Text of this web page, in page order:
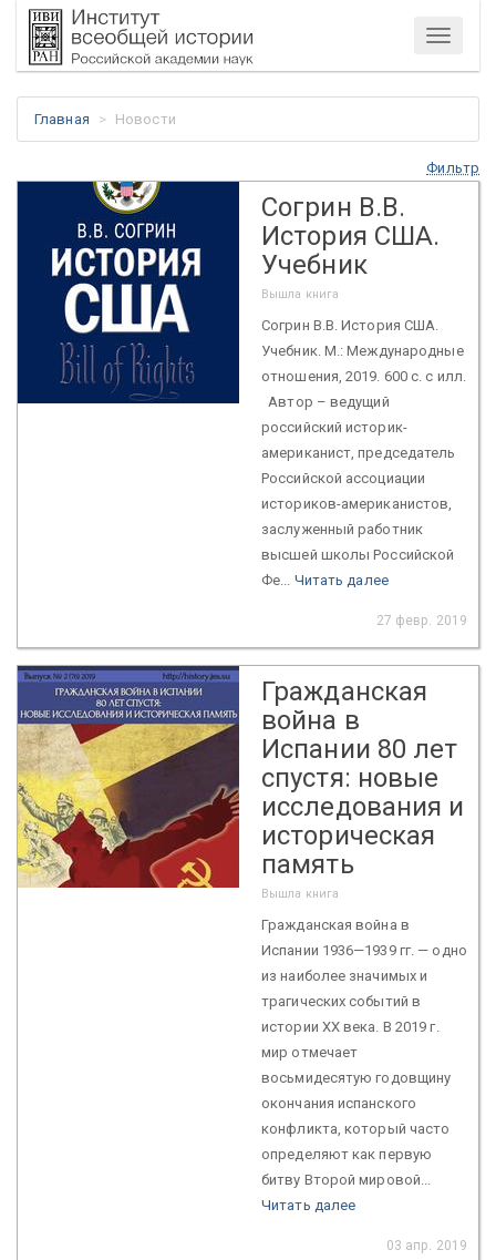
Меню
Главная Новости
Фильтр
Согрин В.В.
История США.
Учебник
Вышла книга
Согрин В.В. История США.
Учебник. М.: Международные
отношения, 2019. 600 с. с илл.
Автор – ведущий
российский историк-
американист, председатель
Российской ассоциации
историков-американистов,
заслуженный работник
высшей школы Российской
Фе... Читать далее
27 февр. 2019
Гражданская
война в
Испании 80 лет
спустя: новые
исследования и
историческая
память
Вышла книга
Гражданская война в
Испании 1936—1939 гг. — одно
из наиболее значимых и
трагических событий в
истории ХХ века. В 2019 г.
мир отмечает
восьмидесятую годовщину
окончания испанского
конфликта, который часто
определяют как первую
битву Второй мировой...
Читать далее
03 апр. 2019